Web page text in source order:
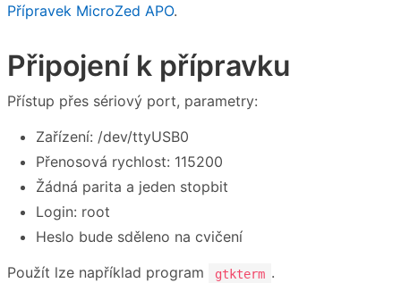
Přípravek MicroZed APO.
Připojení k přípravku
Přístup přes sériový port, parametry:
Zařízení: /dev/ttyUSB0
Přenosová rychlost: 115200
Žádná parita a jeden stopbit
Login: root
Heslo bude sděleno na cvičení
Použít lze například program
gtkterm .